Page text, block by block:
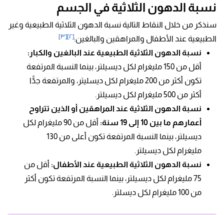
نسبة الدهون الثلاثية في الجسم
سنذكر من خلال النقاط التالية نسبة الدهون الثلاثية الطبيعية وغير
الطبيعية عند الأطفال والمراهقين والبالغين:[٢] [٣]
نسبة الدهون الثلاثية الطبيعية عند البالغين والكبار:
أقل من 150 مليغرام لكل ديسيلتر، بينما النسبة المرتفعة
تكون أكثر من 200 مليغرام لكل ديسليتر، والمرتفعة جدًّا
أكثر من 500 مليغرام لكل ديسيلتر.
نسبة الدهون الثلاثية عند المراهقين أو الذين تتراوح
أعمارهم ما بين 10 إلى 19 سنة:
أقل من 90 مليغرام لكل
ديسيلتر، بينما النسبة المرتفعة تكون أعلى من 130
مليغرام لكل ديسيلتر.
نسبة الدهون الثلاثية الطبيعية عند الأطفال: أقل من
75 مليغرام لكل ديسيلتر، بينما النسبة المرتفعة تكون أكثر
من 100 مليغرام لكل ديسلتر.